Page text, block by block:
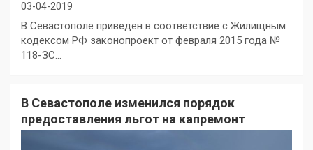
03-04-2019
В Севастополе приведен в соответствие с Жилищным
кодексом РФ законопроект от февраля 2015 года №
118-ЗС…
В Севастополе изменился порядок
предоставления льгот на капремонт